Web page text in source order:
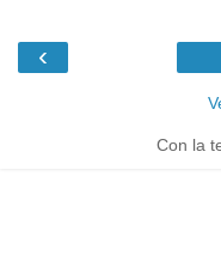
‹
Con la